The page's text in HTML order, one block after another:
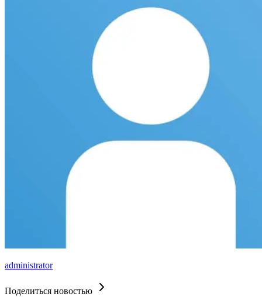
administrator
Поделиться новостью